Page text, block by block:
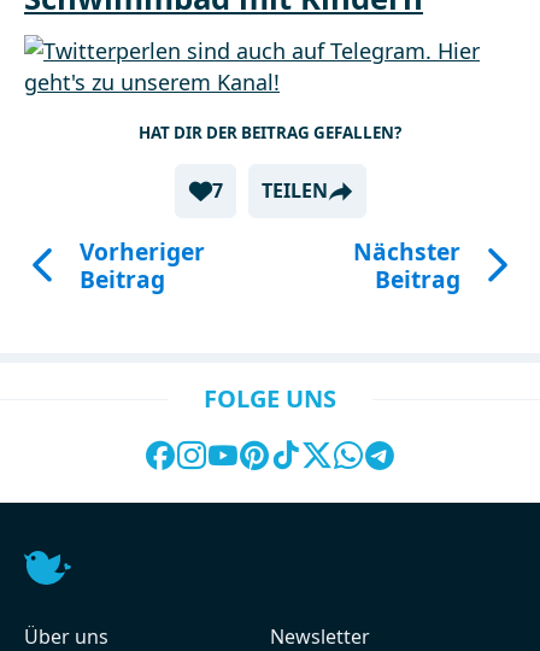
HAT DIR DER BEITRAG GEFALLEN?
7 TEILEN
Vorheriger
Beitrag
Nächster
Beitrag
FOLGE UNS
Über uns
Newsletter